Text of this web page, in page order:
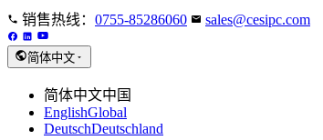
销售热线： 0755-85286060 sales@cesipc.com
简体中文
简体中文中国
EnglishGlobal
DeutschDeutschland